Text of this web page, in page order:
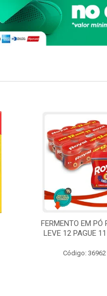
FERMENTO EM PÓ
LEVE 12 PAGUE
Código: 36962